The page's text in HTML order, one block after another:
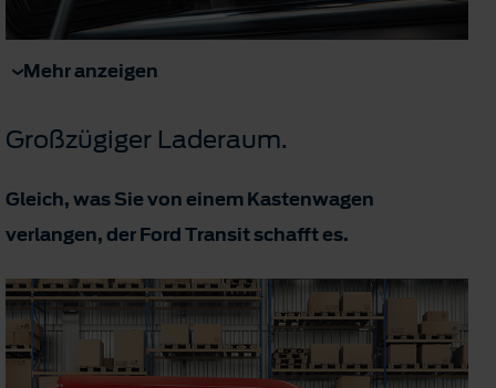
Mehr anzeigen
Großzügiger Laderaum.
Gleich, was Sie von einem Kastenwagen
verlangen, der Ford Transit schafft es.